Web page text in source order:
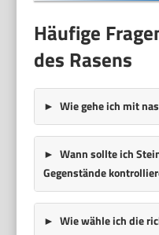
Häufige
des Rasens
Wie gehe ich mit
Wann sollte ich
Gegenstände
Wie wähle ich die